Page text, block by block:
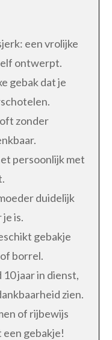
een vrolijke
ontwerpt.
gebak dat je
zonder
persoonlijk met
duidelijk
is.
gebakje
borrel.
10 jaar in dienst,
zien.
of rijbewijs
een gebakje!